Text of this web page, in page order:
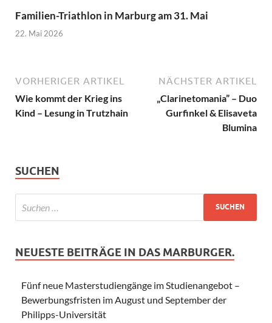
Familien-Triathlon in Marburg am 31. Mai
22. Mai 2026
VORHERIGER ARTIKEL
Wie kommt der Krieg ins
Kind – Lesung in Trutzhain
NÄCHSTER ARTIKEL
„Clarinetomania” – Duo
Gurfinkel & Elisaveta
Blumina
SUCHEN
NEUESTE BEITRÄGE IN DAS MARBURGER.
Fünf neue Masterstudiengänge im Studienangebot –
Bewerbungsfristen im August und September der
Philipps-Universität